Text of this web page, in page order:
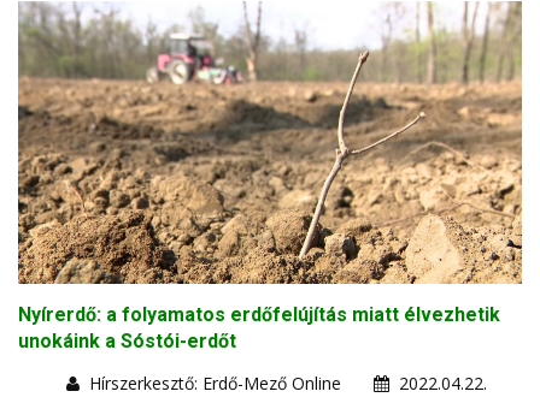
Nyírerdő: a folyamatos erdőfelújítás miatt élvezhetik
unokáink a Sóstói-erdőt
Hírszerkesztő: Erdő-Mező Online
2022.04.22.